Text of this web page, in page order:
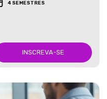
4 SEMESTRES
INSCREVA-SE